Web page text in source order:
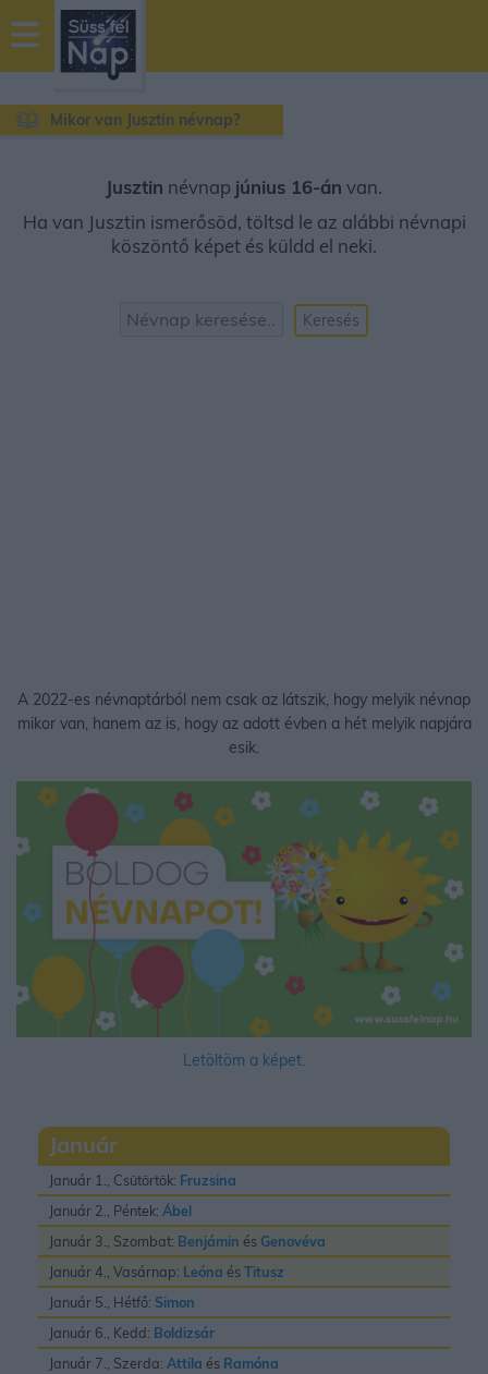
sussfelnap.hu
időjárás
Mikor van Jusztin névnap?
Jusztin névnap június 16-án van.
Ha van Jusztin ismerősöd, töltsd le az alábbi névnapi
köszöntő képet és küldd el neki.
Keresés
A 2022-es névnaptárból nem csak az látszik, hogy melyik névnap
mikor van, hanem az is, hogy az adott évben a hét melyik napjára
esik.
Letöltöm a képet.
Január
Január 1., Csütörtök: Fruzsina
Január 2., Péntek: Ábel
Január 3., Szombat: Benjámin és Genovéva
Január 4., Vasárnap: Leóna ésTitusz
Január 5., Hétfő: Simon
Január 6., Kedd: Boldizsár
Január 7., Szerda: Attila és Ramóna